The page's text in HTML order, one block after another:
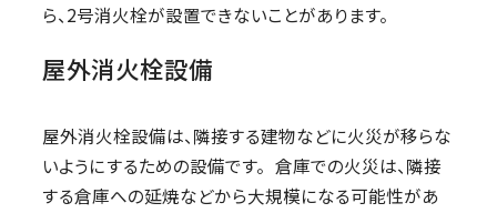
ら、2号消火栓が設置できないことがあります。
屋外消火栓設備
屋外消火栓設備は、隣接する建物などに火災が移らな
いようにするための設備です。 倉庫での火災は、隣接
する倉庫への延焼などから大規模になる可能性があ